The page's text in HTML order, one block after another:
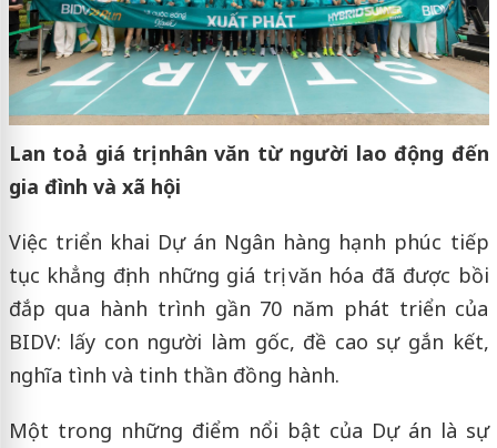
Lan toả giá trị nhân văn từ người lao động đến
gia đình và xã hội
Việc triển khai Dự án Ngân hàng hạnh phúc tiếp
tục khẳng định những giá trị văn hóa đã được bồi
đắp qua hành trình gần 70 năm phát triển của
BIDV: lấy con người làm gốc, đề cao sự gắn kết,
nghĩa tình và tinh thần đồng hành.
Một trong những điểm nổi bật của Dự án là sự